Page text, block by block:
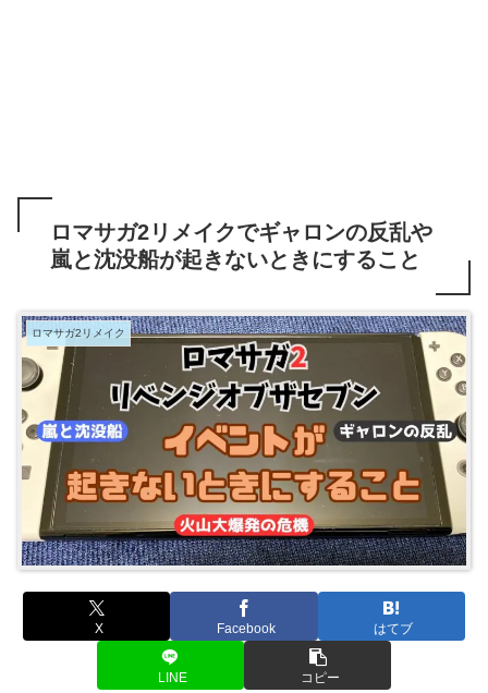
ロマサガ2リメイクでギャロンの反乱や
嵐と沈没船が起きないときにすること
ロマサガ2リメイク
X Facebook はてブ
LINE コピー